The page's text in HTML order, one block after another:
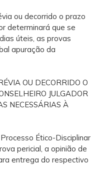
ou decorrido o prazo
determinará que se
úteis, as provas
apuração da
OU DECORRIDO O
JULGADOR
NECESSÁRIAS À
Ético-Disciplinar
pericial, a opinião de
entrega do respectivo